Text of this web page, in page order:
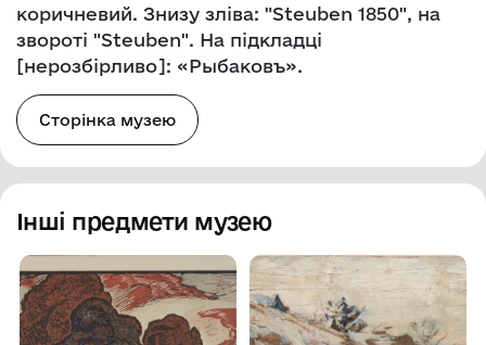
коричневий. Знизу зліва: "Steuben 1850", на
звороті "Steuben". На підкладці
[нерозбірливо]: «Рыбаковъ».
Сторінка музею
Інші предмети музею